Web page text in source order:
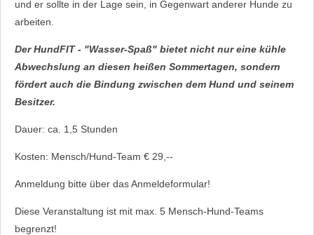
und er sollte in der Lage sein, in Gegenwart anderer Hunde zu
arbeiten.
Der HundFIT - "Wasser-Spaß" bietet nicht nur eine kühle
Abwechslung an diesen heißen Sommertagen, sondern
fördert auch die Bindung zwischen dem Hund und seinem
Besitzer.
Dauer: ca. 1,5 Stunden
Kosten: Mensch/Hund-Team € 29,--
Anmeldung bitte über das Anmeldeformular!
Diese Veranstaltung ist mit max. 5 Mensch-Hund-Teams
begrenzt!